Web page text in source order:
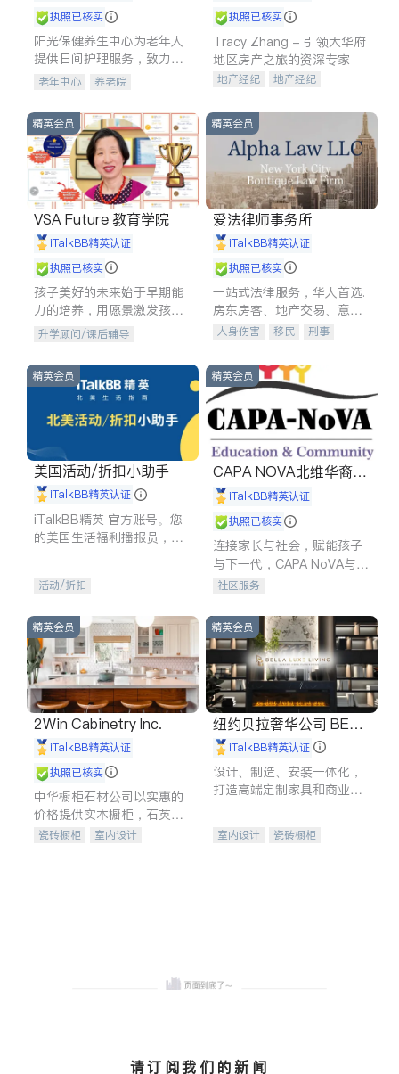
执照已核实
阳光保健养生中心为老年人
提供日间护理服务，致力于
通过持续的护理创新来有效
老年中心 养老院
执照已核实
Tracy Zhang - 引领大华府
地区房产之旅的资深专家
地产经纪
地产经纪
商铺租售
精英会员
VSA Future 教育学院
iTalkBB精英认证
执照已核实
孩子美好的未来始于早期能
力的培养，用愿景激发孩子
的学习潜力和动力。理念：
拥有成长型心态是成功的基
石。
升学顾问/课后辅导
精英会员
爱法律师事务所
iTalkBB精英认证
执照已核实
一站式法律服务，华人首选.
房东房客、地产交易、意外
伤害、车祸重伤、商业诉
建筑合同、刑事案件全包办
人身伤害 移民
刑事
信托/遗嘱
商业
索赔
律师-其它 保释
精英会员
美国活动/折扣小助手
iTalkBB精英认证
iTalkBB精英 官方账号。您
的美国生活福利播报员，精
专属福利。
活动/折扣
精英会员
CAPA NOVA北维华裔家
长会iTalkBB精英认证
执照已核实
连接家长与社会，赋能孩子
与下一代，CAPA NoVA与您
携手建设包容、公平、充满
社区服务
精英会员
2Win Cabinetry Inc.
iTalkBB精英认证
执照已核实
中华橱柜石材公司以实惠的
价格提供实木橱柜，石英石
台面，多种优质不锈钢水
瓷砖橱柜
室内设计
精英会员
纽约贝拉奢华公司 BELL
A LUXE
iTalkBB精英认证
设计、制造、安装一体化，
打造高端定制家具和商业空
室内设计
瓷砖橱柜
请订阅我们的新闻